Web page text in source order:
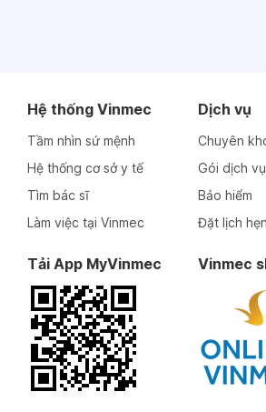
Hệ thống Vinmec
Tầm nhìn sứ mệnh
Hệ thống cơ sở y tế
Tìm bác sĩ
Làm việc tại Vinmec
Dịch vụ
Chuyên
Gói dịch vụ
Bảo hiểm
Đặt lịch hẹn
Tải App MyVinmec Vinmec